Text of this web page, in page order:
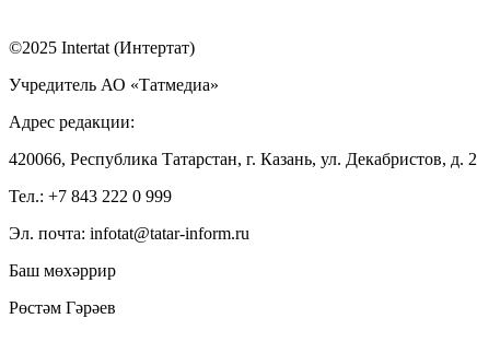
©2025 Intertat (Интертат)
Учредитель АО «Татмедиа»
Адрес редакции:
420066, Республика Татарстан, г. Казань, ул. Декабристов, д. 2
Тел.: +7 843 222 0 999
Эл. почта: infotat@tatar-inform.ru
Баш мөхәррир
Рөстәм Гәрәев